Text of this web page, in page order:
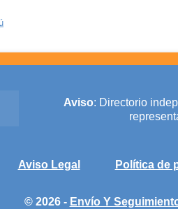
Aviso: Directorio
Aviso Legal Política de
© 2026 - Envío Y